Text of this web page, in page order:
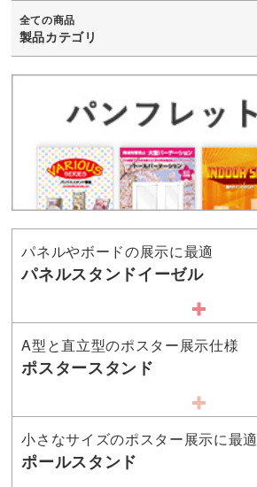
全ての商品
製品カテゴリ
パネルやボードの展示に最適
パネルスタンドイーゼル
A型と直立型のポスター展示仕様
ポスタースタンド
小さなサイズのポスター展示に最適
ポールスタンド